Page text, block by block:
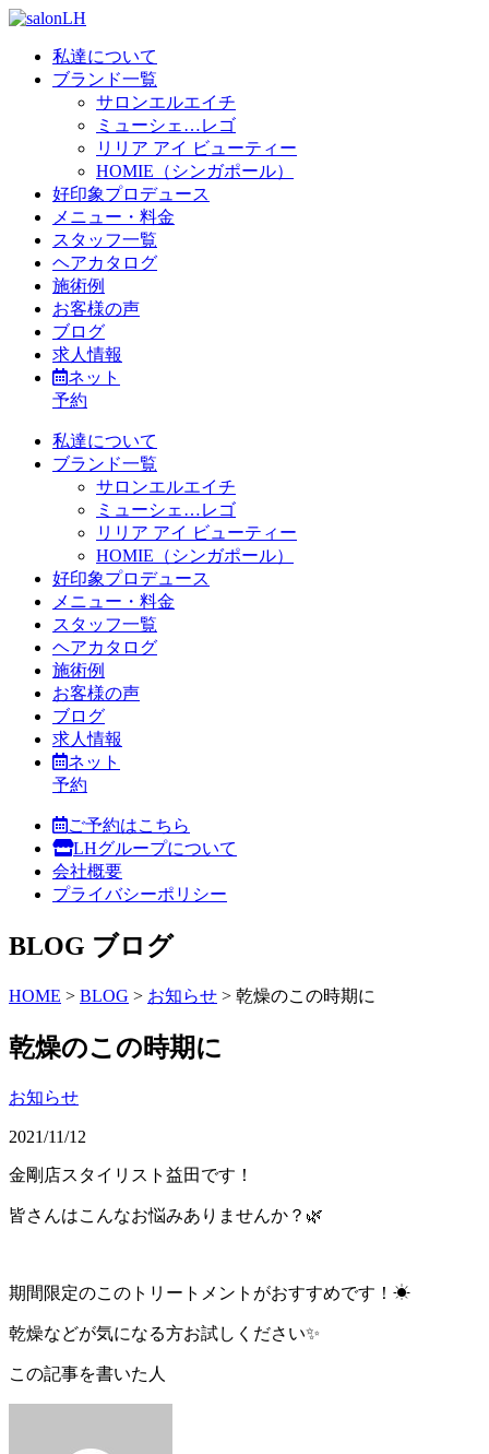
私達について
ブランド一覧
サロンエルエイチ
ミューシェ…レゴ
リリア アイ ビューティー
HOMIE（シンガポール）
好印象プロデュース
メニュー・料金
スタッフ一覧
ヘアカタログ
施術例
お客様の声
ブログ
求人情報
ネット
予約
私達について
ブランド一覧
サロンエルエイチ
ミューシェ…レゴ
リリア アイ ビューティー
HOMIE（シンガポール）
好印象プロデュース
メニュー・料金
スタッフ一覧
ヘアカタログ
施術例
お客様の声
ブログ
求人情報
ネット
予約
ご予約はこちら
LHグループについて
会社概要
プライバシーポリシー
BLOG ブログ
HOME > BLOG > お知らせ > 乾燥のこの時期に
乾燥のこの時期に
お知らせ
2021/11/12
金剛店スタイリスト益田です！
皆さんはこんなお悩みありませんか？🌿
期間限定のこのトリートメントがおすすめです！☀︎
乾燥などが気になる方お試しください✨
この記事を書いた人